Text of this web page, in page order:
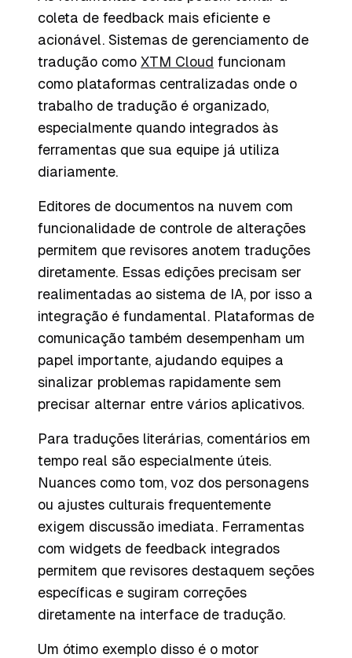
coleta de feedback mais eficiente e
acionável. Sistemas de gerenciamento de
tradução como XTM Cloud funcionam
como plataformas centralizadas onde o
trabalho de tradução é organizado,
especialmente quando integrados às
ferramentas que sua equipe já utiliza
diariamente.
Editores de documentos na nuvem com
funcionalidade de controle de alterações
permitem que revisores anotem traduções
diretamente. Essas edições precisam ser
realimentadas ao sistema de IA, por isso a
integração é fundamental. Plataformas de
comunicação também desempenham um
papel importante, ajudando equipes a
sinalizar problemas rapidamente sem
precisar alternar entre vários aplicativos.
Para traduções literárias, comentários em
tempo real são especialmente úteis.
Nuances como tom, voz dos personagens
ou ajustes culturais frequentemente
exigem discussão imediata. Ferramentas
com widgets de feedback integrados
permitem que revisores destaquem seções
específicas e sugiram correções
diretamente na interface de tradução.
Um ótimo exemplo disso é o motor